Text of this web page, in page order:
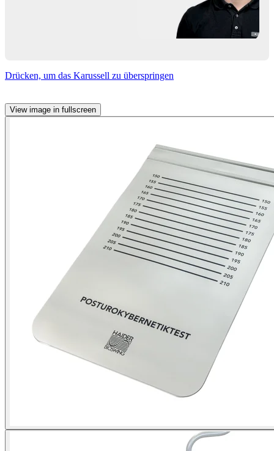
Drücken, um das Karussell zu überspringen
View image in fullscreen